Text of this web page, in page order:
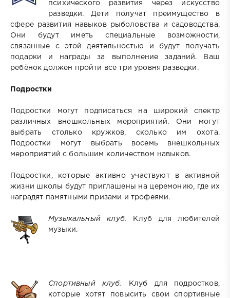
психического развития через искусство
разведки. Дети получат преимущество в
сфере развития навыков рыболовства и садоводства.
Они будут иметь специальные возможности,
связанные с этой деятельностью и будут получать
подарки и награды за выполнение заданий. Ваш
ребёнок должен пройти все три уровня разведки.
Подростки
Подростки могут подписаться на широкий спектр
различных внешкольных мероприятий. Они могут
выбрать столько кружков, сколько им охота.
Подростки могут выбрать восемь внешкольных
мероприятий с большим количеством навыков.
Подростки, которые активно участвуют в активной
жизни школы будут приглашены на церемонию, где их
наградят памятными призами и трофеями.
Музыкальный клуб.
Клуб для любителей
музыки.
Спортивный клуб.
Клуб для подростков,
которые хотят повысить свои спортивные